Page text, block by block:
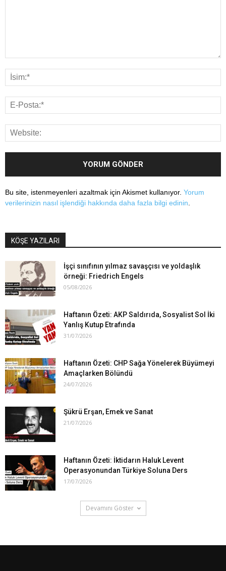
Bu site, istenmeyenleri azaltmak için Akismet kullanıyor. Yorum
verilerinizin nasıl işlendiği hakkında daha fazla bilgi edinin
KÖŞE YAZILARI
İşçi sınıfının yılmaz savaşçısı ve yoldaşlık
örneği: Friedrich Engels
05/08/2026
Haftanın Özeti: AKP Saldırıda, Sosyalist Sol İki
Yanlış Kutup Etrafında
31/07/2026
Haftanın Özeti: CHP Sağa Yönelerek Büyümeyi
Amaçlarken Bölündü
24/07/2026
Şükrü Erşan, Emek ve Sanat
21/07/2026
Haftanın Özeti: İktidarın Haluk Levent
Operasyonundan Türkiye Soluna Ders
17/07/2026
Devamını Göster